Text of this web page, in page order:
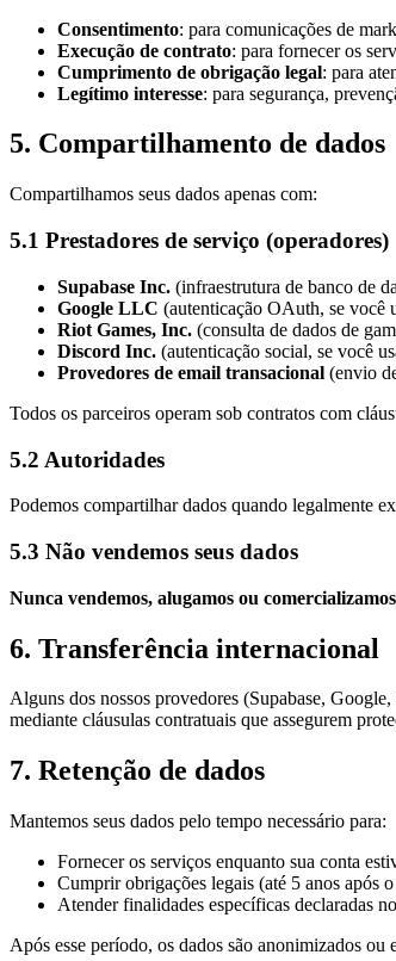
Consentimento: para comunicações de
Execução de contrato: para fornecer os
Cumprimento de obrigação legal: para
Legítimo interesse: para segurança,
5. Compartilhamento de dados
Compartilhamos seus dados apenas com:
5.1 Prestadores de serviço (operadores)
Supabase Inc. (infraestrutura de banco de
Google LLC (autenticação OAuth, se você
Riot Games, Inc. (consulta de dados de
Discord Inc. (autenticação social, se você
Provedores de email transacional (envio
Todos os parceiros operam sob contratos com
5.2 Autoridades
Podemos compartilhar dados quando legalmente
5.3 Não vendemos seus dados
Nunca vendemos, alugamos ou
6. Transferência internacional
Alguns dos nossos provedores (Supabase,
mediante cláusulas contratuais que assegurem
7. Retenção de dados
Mantemos seus dados pelo tempo necessário para:
Fornecer os serviços enquanto sua conta
Cumprir obrigações legais (até 5 anos após
Atender finalidades específicas declaradas
Após esse período, os dados são anonimizados ou